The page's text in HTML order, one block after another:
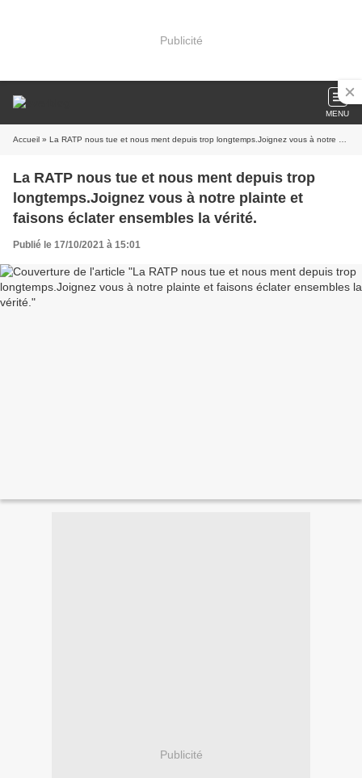
Publicité
MENU
Accueil » La RATP nous tue et nous ment depuis trop longtemps.Joignez vous à notre plainte et faisons éclater ensembles la vérité.
La RATP nous tue et nous ment depuis trop
longtemps.Joignez vous à notre plainte et
faisons éclater ensembles la vérité.
Publié le 17/10/2021 à 15:01
Publicité